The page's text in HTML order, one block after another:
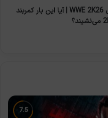
نقد و بررسی بازی WWE 2K26 | آیا این بار کمربند